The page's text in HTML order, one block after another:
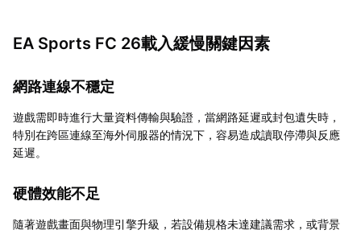
EA Sports FC 26載入緩慢關鍵因素
網路連線不穩定
遊戲需即時進行大量資料傳輸與驗證，當網路延遲或封包遺失時，
特別在跨區連線至海外伺服器的情況下，容易造成讀取停滯與反應
延遲。
硬體效能不足
隨著遊戲畫面與物理引擎升級，若設備規格未達建議需求，或背景